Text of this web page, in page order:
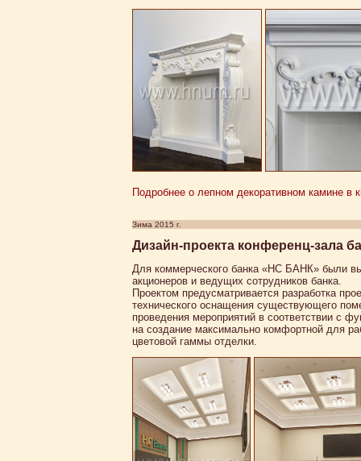
Подробнее о лепном декоративном камине в
Зима 2015 г.
Дизайн-проекта конференц-зала
Для коммерческого банка «НС БАНК» были
акционеров и ведущих сотрудников банка.
Проектом предусматривается разработка
технического оснащения существующего
проведения мероприятий в соответствии с
на создание максимально комфортной для
цветовой гаммы отделки.